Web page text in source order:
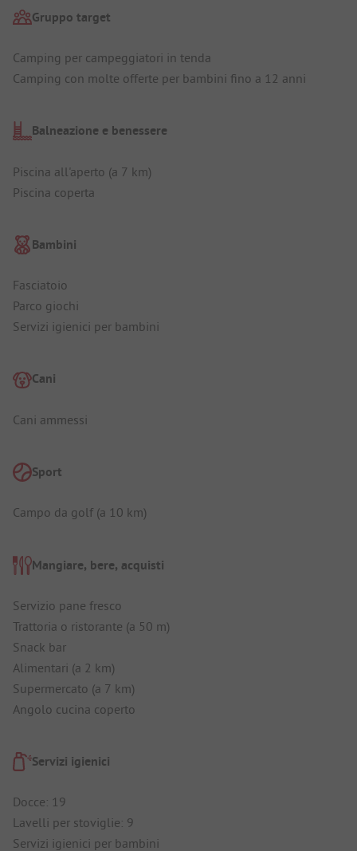
Gruppo target
Camping per campeggiatori in tenda
Camping con molte offerte per bambini fino a 12 anni
Balneazione e benessere
Piscina all'aperto (a 7 km)
Piscina coperta
Bambini
Fasciatoio
Parco giochi
Servizi igienici per bambini
Cani
Cani ammessi
Sport
Campo da golf (a 10 km)
Mangiare, bere, acquisti
Servizio pane fresco
Trattoria o ristorante (a 50 m)
Snack bar
Alimentari (a 2 km)
Supermercato (a 7 km)
Angolo cucina coperto
Servizi igienici
Docce: 19
Lavelli per stoviglie: 9
Servizi igienici per bambini